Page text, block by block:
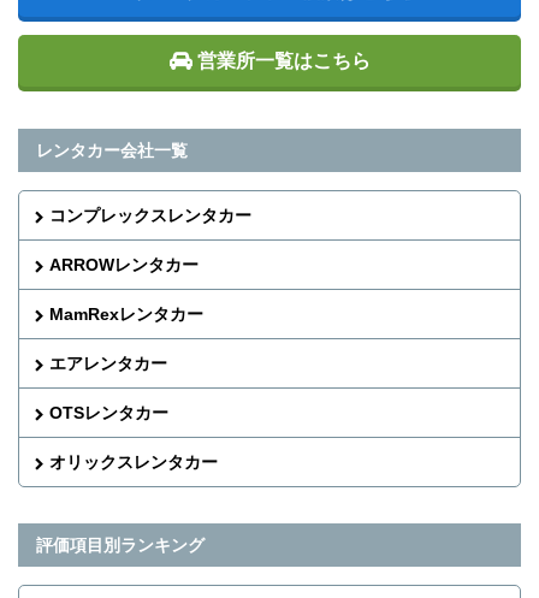
営業所一覧はこちら
レンタカー会社一覧
コンプレックスレンタカー
ARROWレンタカー
MamRexレンタカー
エアレンタカー
OTSレンタカー
オリックスレンタカー
評価項目別ランキング